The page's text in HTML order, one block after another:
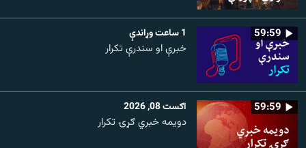
59:59 1 ساعت وړاندې
خبرې او سندرې تکرار
59:59 اګست 08, 2026
دویمه خبري ګړۍ تکرار